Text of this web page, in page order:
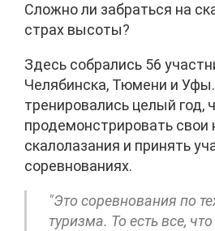
Сложно ли забраться на
страх высоты?
Здесь собрались 56
Челябинска, Тюмени и
тренировались целый год,
продемонстрировать свои
скалолазания и принять
соревнованиях.
"Это соревнования по
туризма. То есть все,